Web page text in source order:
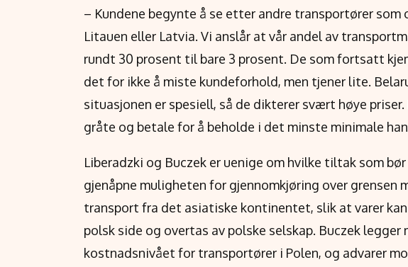
– Kundene begynte å se etter andre transportører som
Litauen eller Latvia. Vi anslår at vår andel av
rundt 30 prosent til bare 3 prosent. De som fortsatt
det for ikke å miste kundeforhold, men tjener lite.
situasjonen er spesiell, så de dikterer svært høye
gråte og betale for å beholde i det minste minimale
Liberadzki og Buczek er uenige om hvilke tiltak som
gjenåpne muligheten for gjennomkjøring over grensen
transport fra det asiatiske kontinentet, slik at varer
polsk side og overtas av polske selskap. Buczek legger
kostnadsnivået for transportører i Polen, og advarer